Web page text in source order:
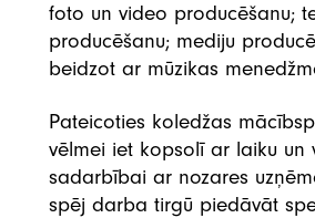
foto un video producēšanu;
producēšanu; mediju
beidzot ar mūzikas
Pateicoties koledžas
vēlmei iet kopsolī ar laiku un
sadarbībai ar nozares
spēj darba tirgū piedāvāt